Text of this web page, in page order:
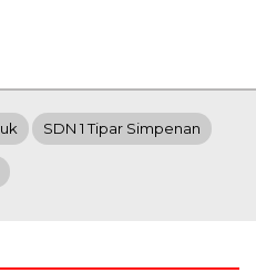
SDN 1 Tipar Simpenan